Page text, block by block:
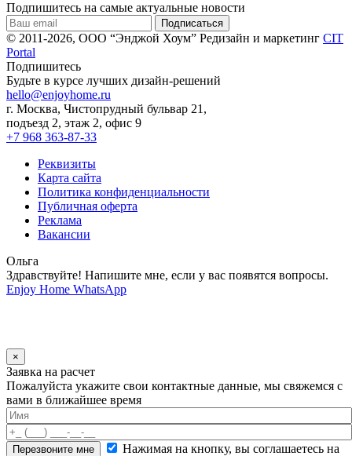
Подпишитесь на самые актуальные новости
© 2011-2026, ООО “Энджой Хоум” Редизайн и маркетинг CIT
Portal
Подпишитесь
Будьте в курсе лучших дизайн-решений
hello@enjoyhome.ru
г. Москва, Чистопрудный бульвар 21,
подъезд 2, этаж 2, офис 9
+7 968 363-87-33
Реквизиты
Карта сайта
Политика конфиденциальности
Публичная оферта
Реклама
Вакансии
Ольга
Здравствуйте! Напишите мне, если у вас появятся вопросы.
Enjoy Home WhatsApp
×
Заявка на расчет
Пожалуйста укажите свои контактные данные, мы свяжемся с
вами в ближайшее время
Нажимая на кнопку, вы соглашаетесь на